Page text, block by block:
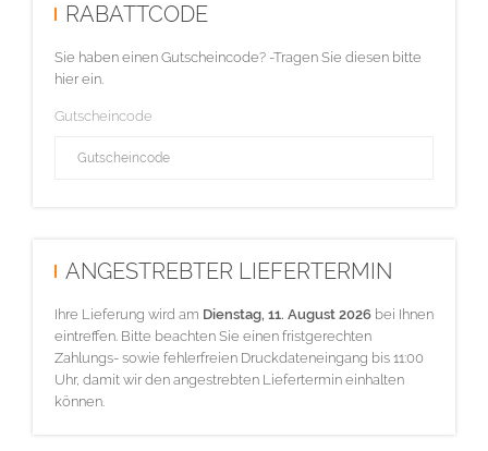
RABATTCODE
Sie haben einen Gutscheincode? -Tragen Sie diesen bitte
hier ein.
Gutscheincode
ANGESTREBTER LIEFERTERMIN
Ihre Lieferung wird am Dienstag, 11. August 2026 bei Ihnen
eintreffen. Bitte beachten Sie einen fristgerechten
Zahlungs- sowie fehlerfreien Druckdateneingang bis 11:00
Uhr, damit wir den angestrebten Liefertermin einhalten
können.